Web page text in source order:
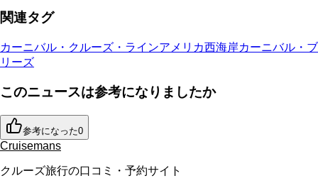
関連タグ
カーニバル・クルーズ・ラインアメリカ西海岸カーニバル・ブ
リーズ
このニュースは参考になりましたか
参考になった0
Cruisemans
クルーズ旅行の口コミ・予約サイト